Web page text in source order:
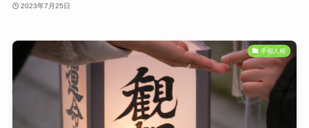
2023年7月25日
手相人相